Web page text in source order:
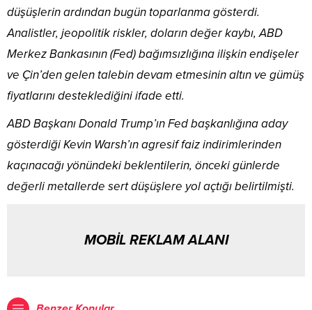
düşüşlerin ardından bugün toparlanma gösterdi.
Analistler, jeopolitik riskler, doların değer kaybı, ABD
Merkez Bankasının (Fed) bağımsızlığına ilişkin endişeler
ve Çin’den gelen talebin devam etmesinin altın ve gümüş
fiyatlarını desteklediğini ifade etti.
ABD Başkanı Donald Trump’ın Fed başkanlığına aday
gösterdiği Kevin Warsh’ın agresif faiz indirimlerinden
kaçınacağı yönündeki beklentilerin, önceki günlerde
değerli metallerde sert düşüşlere yol açtığı belirtilmişti.
MOBİL REKLAM ALANI